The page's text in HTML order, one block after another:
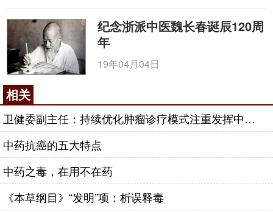
纪念浙派中医魏长春诞辰120周
年
19年04月04日
相关
卫健委副主任：持续优化肿瘤诊疗模式注重发挥中医药作用
中药抗癌的五大特点
中药之毒，在用不在药
《本草纲目》“发明”项：析误释毒